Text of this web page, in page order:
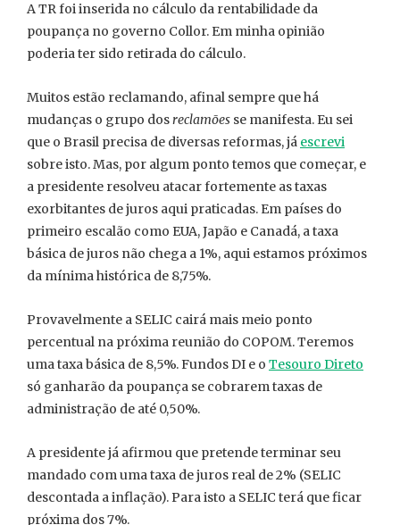
A TR foi inserida no cálculo da rentabilidade da
poupança no governo Collor. Em minha opinião
poderia ter sido retirada do cálculo.
Muitos estão reclamando, afinal sempre que há
mudanças o grupo dosreclamões se manifesta. Eu sei
que o Brasil precisa de diversas reformas, já escrevi
sobre isto. Mas, por algum ponto temos que começar, e
a presidente resolveu atacar fortemente as taxas
exorbitantes de juros aqui praticadas. Em países do
primeiro escalão como EUA, Japão e Canadá, a taxa
básica de juros não chega a 1%, aqui estamos próximos
da mínima histórica de 8,75%.
Provavelmente a SELIC cairá mais meio ponto
percentual na próxima reunião do COPOM. Teremos
uma taxa básica de 8,5%. Fundos DI e o Tesouro Direto
só ganharão da poupança se cobrarem taxas de
administração de até 0,50%.
A presidente já afirmou que pretende terminar seu
mandado com uma taxa de juros real de 2% (SELIC
descontada a inflação). Para isto a SELIC terá que ficar
próxima dos 7%.